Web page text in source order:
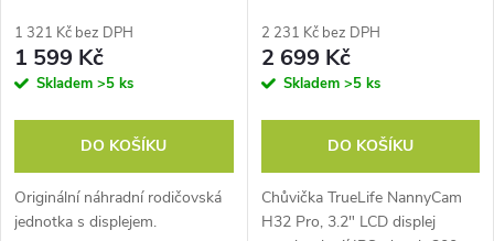
1 321 Kč bez DPH
1 599 Kč
Skladem >5 ks
DO KOŠÍKU
Originální náhradní rodičovská
jednotka s displejem.
2 231 Kč bez DPH
2 699 Kč
Skladem >5 ks
DO KOŠÍKU
Chůvička TrueLife NannyCam
H32 Pro, 3.2″ LCD displej